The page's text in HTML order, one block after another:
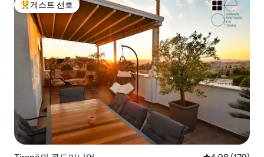
상위 게스트 선호
게스트 선호